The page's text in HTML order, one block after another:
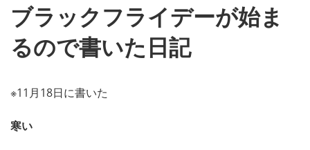
ブラックフライデーが始ま
るので書いた日記
※11月18日に書いた
寒い